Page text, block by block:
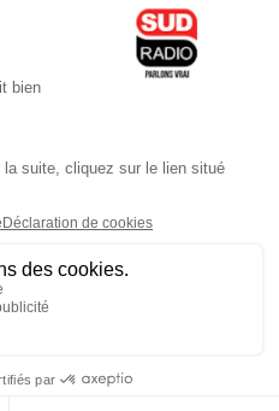
l'application
Radio / Pierre Olivier